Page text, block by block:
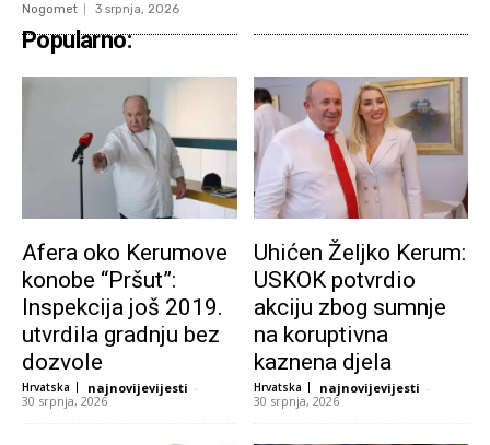
Nogomet 3 srpnja, 2026
Popularno:
Afera oko Kerumove
konobe “Pršut”:
Inspekcija još 2019.
utvrdila gradnju bez
dozvole
Hrvatska najnovijevijesti -
30 srpnja, 2026
Uhićen Željko Kerum:
USKOK potvrdio
akciju zbog sumnje
na koruptivna
kaznena djela
Hrvatska najnovijevijesti -
30 srpnja, 2026